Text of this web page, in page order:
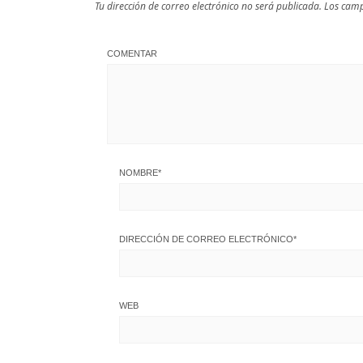
Tu dirección de correo electrónico no será publicada. Los
COMENTAR
NOMBRE*
DIRECCIÓN DE CORREO ELECTRÓNICO*
WEB